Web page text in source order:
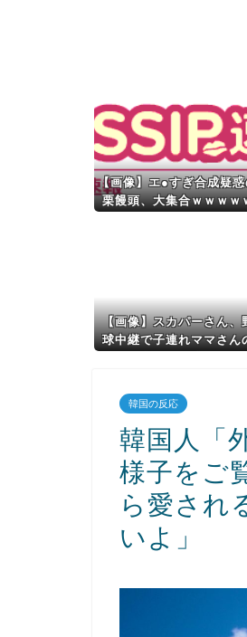
【画像】エ●すぎ合成疑
栗饅頭、大集合ｗｗｗｗ
【画像】スカパーさん、
球中継で子連れママさん
韓国の反応
韓国人「
様子をご
ら愛され
いよ」